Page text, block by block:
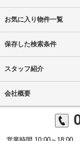
お気に入り物件一覧
保存した検索条件
スタッフ紹介
会社概要